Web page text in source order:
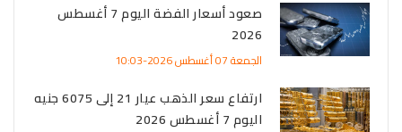
صعود أسعار الفضة اليوم 7 أغسطس
2026
الجمعة 07 أغسطس 2026-10:03
ارتفاع سعر الذهب عيار 21 إلى 6075 جنيه
اليوم 7 أغسطس 2026